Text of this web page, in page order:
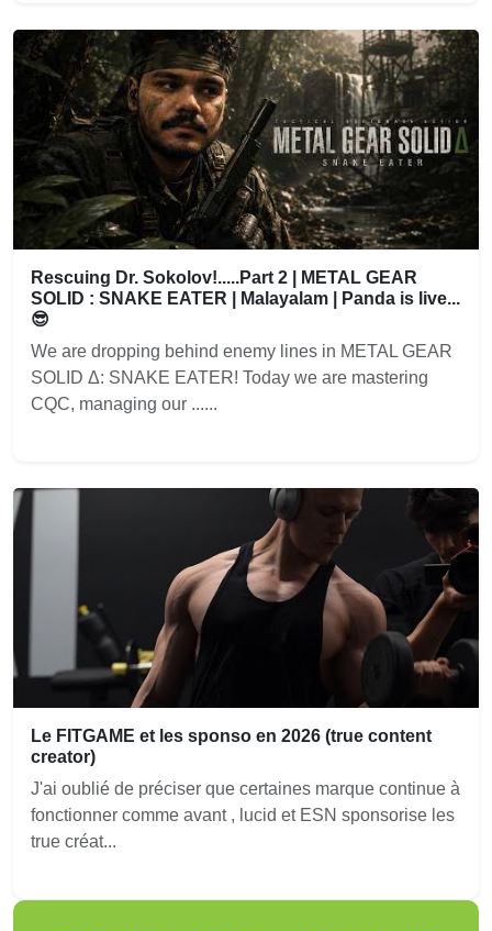
Rescuing Dr. Sokolov!.....Part 2 | METAL GEAR
SOLID : SNAKE EATER | Malayalam | Panda is live...
😎
We are dropping behind enemy lines in METAL GEAR
SOLID Δ: SNAKE EATER! Today we are mastering
CQC, managing our ......
Le FITGAME et les sponso en 2026 (true content
creator)
J'ai oublié de préciser que certaines marque continue à
fonctionner comme avant , lucid et ESN sponsorise les
true créat...